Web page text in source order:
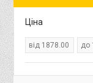
Ціна